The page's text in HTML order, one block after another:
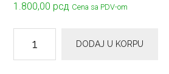
1.800,00 рсд Cena sa PDV-om
Paint,Dash,Glass,Inside,Out
DODAJ U KORPU